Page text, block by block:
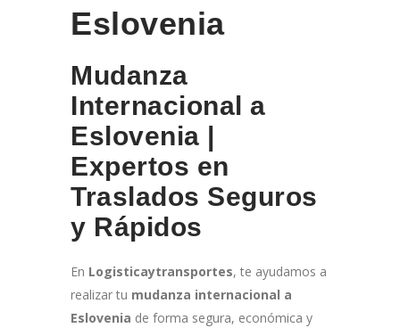
Eslovenia
Mudanza
Internacional a
Eslovenia |
Expertos en
Traslados Seguros
y Rápidos
En Logisticaytransportes, te ayudamos a
realizar tu mudanza internacional a
Eslovenia de forma segura, económica y